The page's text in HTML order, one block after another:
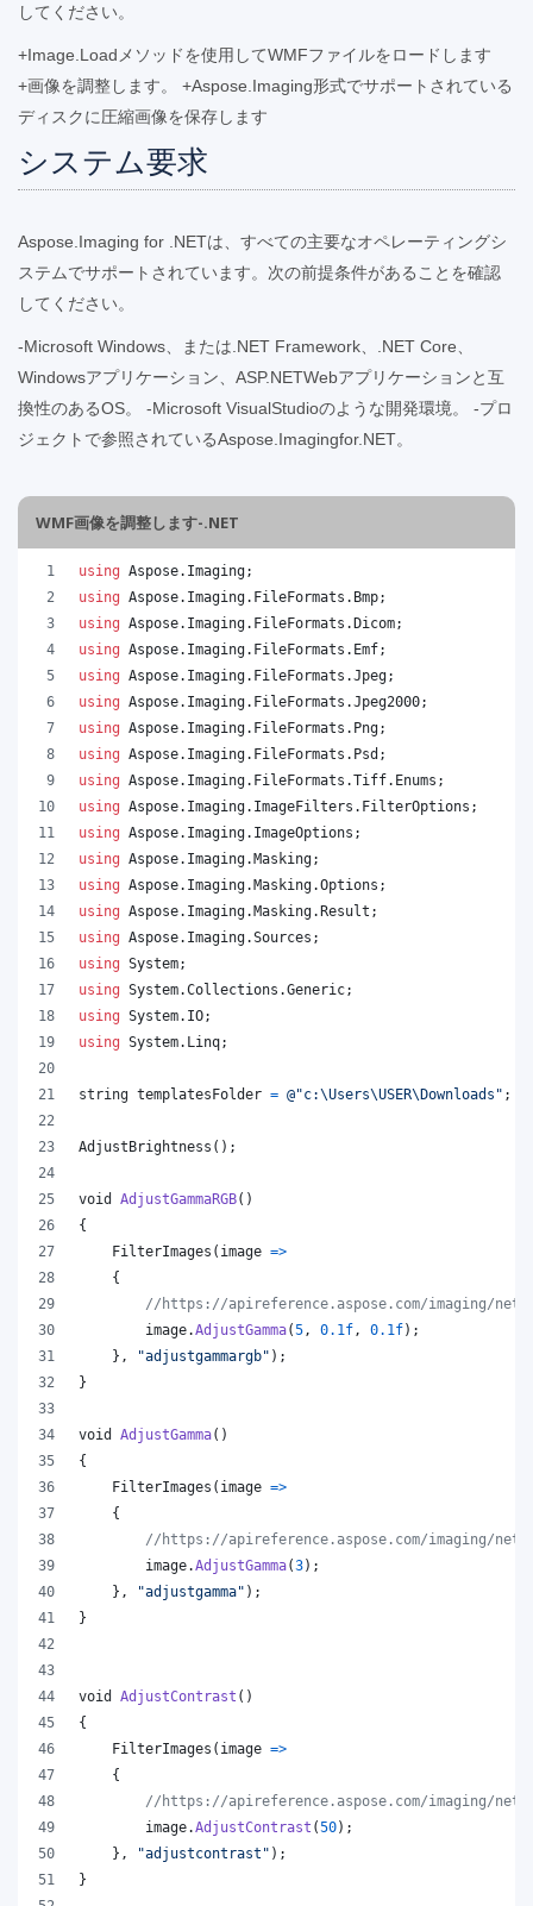
してください。
+Image.Loadメソッドを使用してWMFファイルをロードします
+画像を調整します。 +Aspose.Imaging形式でサポートされている
ディスクに圧縮画像を保存します
システム要求
Aspose.Imaging for .NETは、すべての主要なオペレーティングシ
ステムでサポートされています。次の前提条件があることを確認
してください。
-Microsoft Windows、または.NET Framework、.NET Core、
Windowsアプリケーション、ASP.NETWebアプリケーションと互
換性のあるOS。 -Microsoft VisualStudioのような開発環境。 -プロ
ジェクトで参照されているAspose.Imagingfor.NET。
WMF画像を調整します-.NET
using Aspose. Imaging;
using Aspose. Imaging. FileFormats . Bmp;
using Aspose. Imaging. FileFormats .Dicom;
using Aspose. Imaging. FileFormats . Emf;
using Aspose. Imaging. FileFormats .Jpeg;
using Aspose. Imaging. FileFormats .Jpeg2000;
using Aspose. Imaging. FileFormats . Png;
using Aspose. Imaging. FileFormats . Psd ;
using Aspose. Imaging. FileFormats .Tiff. Enums ;
using Aspose. Imaging. ImageFilters . FilterOptions ;
using Aspose. Imaging. ImageOptions ;
using Aspose. Imaging.Masking;
using Aspose. Imaging.Masking.Options ;
using Aspose. Imaging.Masking.Result ;
using Aspose. Imaging.Sources ;
using System;
using System.Collections .Generic;
using System. IO;
using System. Linq;
string templatesFolder = @"c:\Users\USER\Downloads" ;
AdjustBrightness ( ) ;
void AdjustGammaRGB( )
{
FilterImages ( image =>
{
//https://apireference.aspose.com/imaging/net/
image.AdjustGamma(5 , 0.1f , 0.1f) ;
} , "adjustgammargb" ) ;
}
void AdjustGamma( )
{
FilterImages ( image =>
{
//https://apireference.aspose.com/imaging/net/
image.AdjustGamma(3) ;
} , "adjustgamma" ) ;
}
void AdjustContrast ( )
{
FilterImages ( image =>
{
//https://apireference.aspose.com/imaging/net/
image.AdjustContrast (50) ;
} , "adjustcontrast" ) ;
}